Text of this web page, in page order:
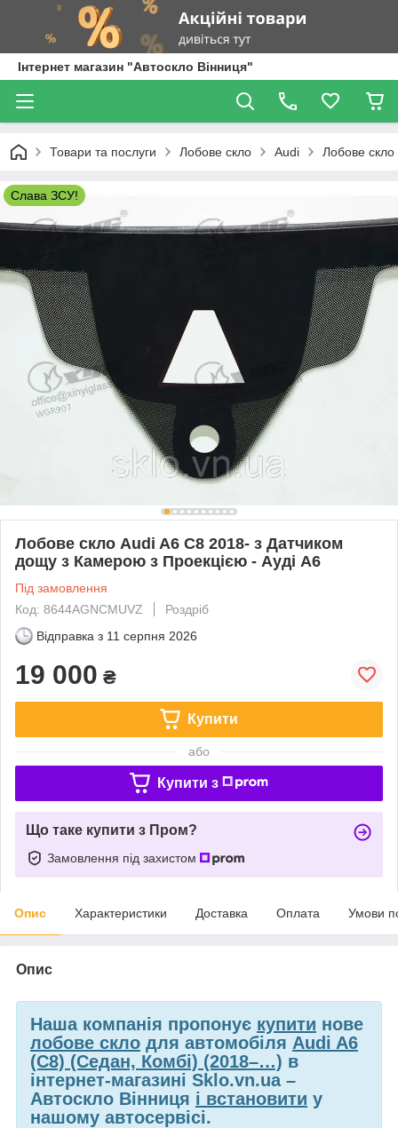
Інтернет магазин "Автоскло Вінниця"
Товари та послуги Лобове скло Audi Лобове
Слава ЗСУ!
Лобове скло Audi A6 C8 2018- з Датчиком
дощу з Камерою з Проекцією - Ауді А6
Під замовлення
Код: 8644AGNCMUVZ
Роздріб
Відправка з 11 серпня 2026
19 000 ₴
Купити
або
Купити з
Що таке купити з Пром?
Замовлення під захистом
Опис Характеристики Доставка Оплата Умови
Опис
Наша компанія пропонує купити нове
лобове скло для автомобіля Audi A6
(C8) (Седан, Комбі) (2018–…) в
інтернет-магазині Sklo.vn.ua –
Автоскло Вінниця і встановити у
нашому автосервісі.